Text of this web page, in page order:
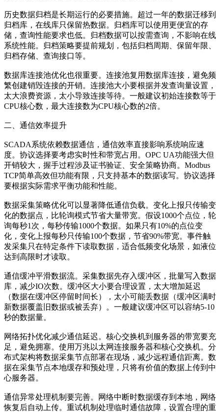
历史数据归档是长期运行的必要措施。超过一年的数据迁移到
归档库，在线库只保留热数据。归档库可以使用更便宜的存
储，查询性能要求也低。归档数据可以按需查询，不影响在线
系统性能。归档策略要提前规划，包括归档周期、保留年限、
归档存储、查询接口等。
数据库连接池优化也很重要。连接池复用数据库连接，避免频
繁创建销毁连接的开销。连接池大小要根据并发查询量设置，
太大浪费资源，太小导致连接等待。一般建议初始连接数等于
CPU核心数，最大连接数为CPU核心数的2倍。
二、通信效率提升
SCADA系统依赖数据通信，通信效率直接影响系统响应速
度。协议选择要考虑实时性和带宽占用。OPC UA功能强大但
开销较大，握手过程涉及证书验证、安全策略协商。Modbus
TCP简单高效但功能有限，只支持基本的数据读写。协议选择
要根据实际需求平衡功能和性能。
数据采集策略优化可以显著降低通信负载。变化上报只传输变
化的数据点，比轮询模式节省大量带宽。假设1000个点位，轮
询每秒1次，每秒传输1000个数据。如果只有10%的点位变
化，变化上报每秒只传输100个数据，节省90%带宽。事件触
发采集只在特定条件下读取数据，适合低频变化场景，如液位
达到高限时才读取。
通信缓冲平滑数据流。采集数据先存入缓冲区，批量写入数据
库，减少IO次数。缓冲区大小要合理设置，太大增加延迟
（数据在缓冲区停留时间长），太小可能丢数据（缓冲区满时
新数据覆盖旧数据或被丢弃）。一般建议缓冲区可以容纳5-10
秒的数据量。
网络拓扑优化减少通信延迟。核心交换机到服务器的带宽要充
足，避免拥塞。使用万兆以太网连接服务器和核心交换机。分
布式架构将数据采集节点部署在现场，减少远程通信距离。数
据在采集节点本地缓存和预处理，只将有价值的数据上传到中
心服务器。
通信异常处理机制要完善。网络中断时数据缓存到本地，网络
恢复后自动上传。重试机制处理临时通信故障，设置合理的重